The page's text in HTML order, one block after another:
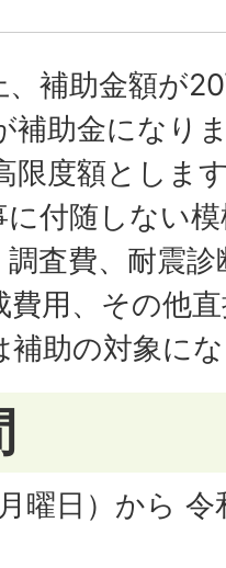
、補助金額が
補助金になり
限度額としま
に付随しない
査費、耐震
費用、その他
補助の対象に
曜日）から